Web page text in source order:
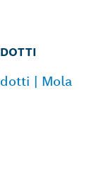
| Mola